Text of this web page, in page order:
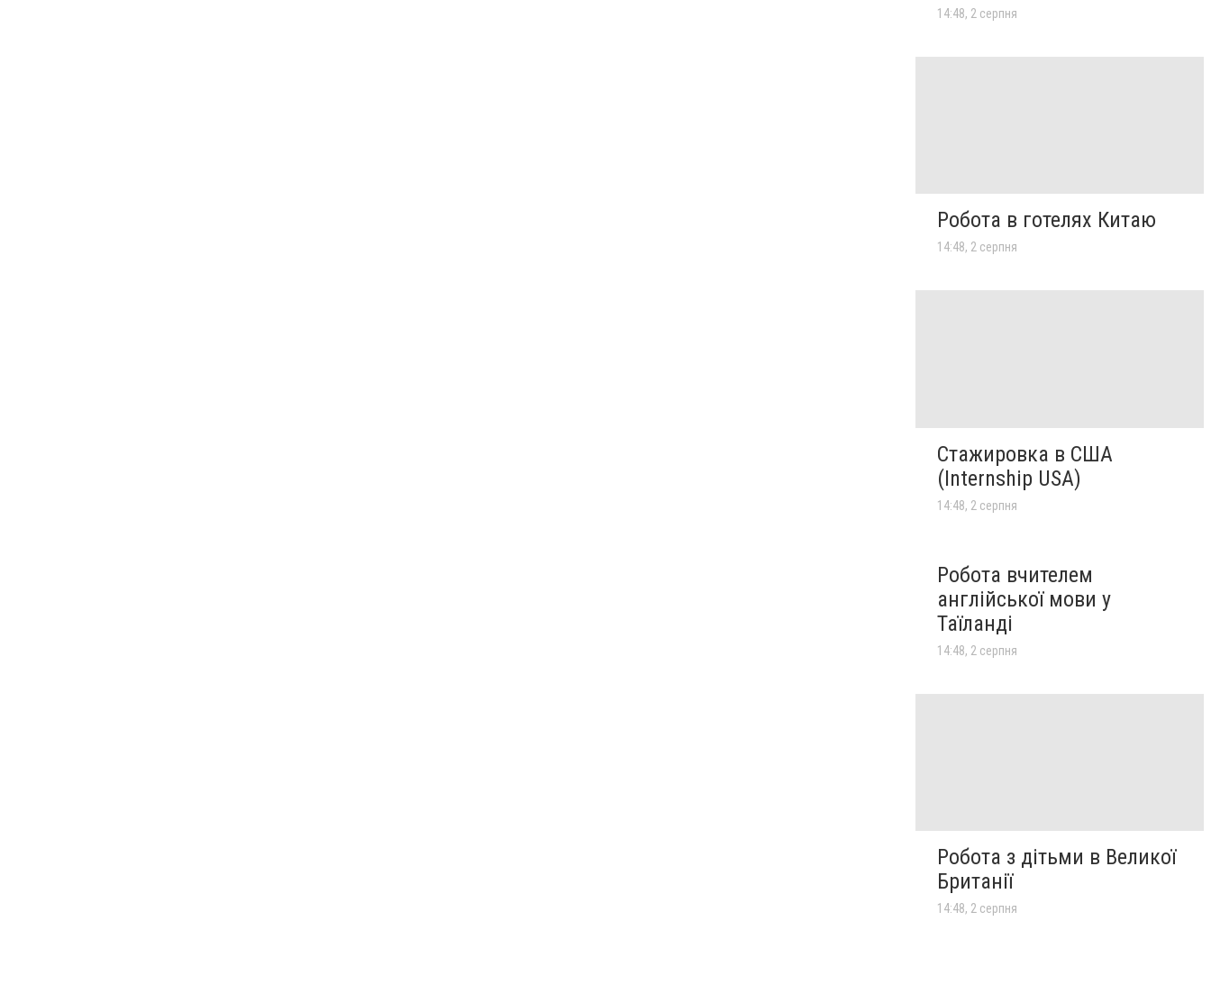
14:48, 2 серпня
Робота в готелях Китаю
14:48, 2 серпня
Стажировка в США
(Internship USA)
14:48, 2 серпня
Робота вчителем
англійської мови у
Таїланді
14:48, 2 серпня
Робота з дітьми в Великої
Британії
14:48, 2 серпня